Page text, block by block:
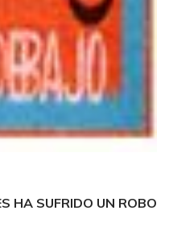
HA SUFRIDO UN ROBO